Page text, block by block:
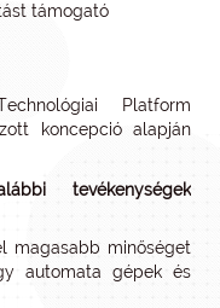
támogató
Platform
koncepció alapján
tevékenységek
magasabb minőséget
automata gépek és